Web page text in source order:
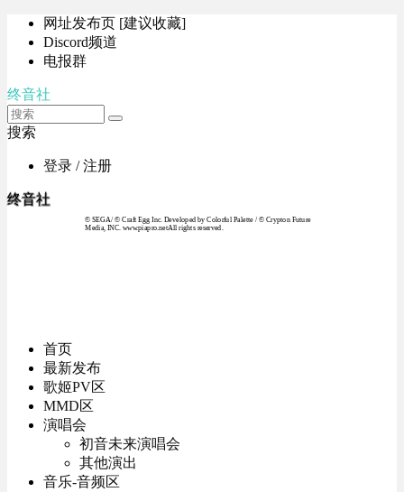
网址发布页 [建议收藏]
Discord频道
电报群
终音社
搜索
登录 / 注册
终音社
© SEGA / © Craft Egg Inc. Developed by Colorful Palette / © Crypton Future
Media, INC. www.piapro.netAll rights reserved.
首页
最新发布
歌姬PV区
MMD区
演唱会
初音未来演唱会
其他演出
音乐-音频区